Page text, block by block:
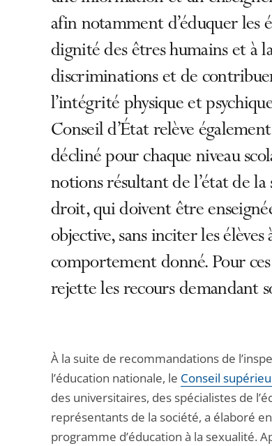
afin notamment d’éduquer les
dignité des êtres humains et à
discriminations et de
l’intégrité physique et
Conseil d’État relève
décliné pour chaque niveau
notions résultant de l’état de la
droit, qui doivent être
objective, sans inciter les
comportement donné. Pour
rejette les recours demandant
À la suite de recommandations de
l’éducation nationale, le Conseil
des universitaires, des spécialistes de
représentants de la société, a élaboré
programme d’éducation à la sexualité.